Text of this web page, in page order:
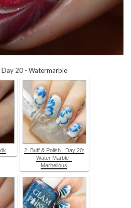
20 - Watermarble
2. Buff & Polish | Day 20:
Water Marble -
Marbellous